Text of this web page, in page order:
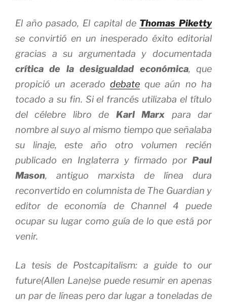
El año pasado, El capitalde Thomas Piketty
se convirtió en un inesperado éxito editorial
gracias a su argumentada y documentada
crítica de la desigualdad económica, que
propició un acerado debateque aún no ha
tocado a su fin. Si el francés utilizaba el título
del célebre libro de Karl Marx para dar
nombre al suyo al mismo tiempo que señalaba
su linaje, este año otro volumen recién
publicado en Inglaterra y firmado por Paul
Mason, antiguo marxista de línea dura
reconvertido en columnista de The Guardian y
editor de economía de Channel 4 puede
ocupar su lugar como guía de lo que está por
venir.
La tesis de Postcapitalism: a guide to our
future(Allen Lane)se puede resumir en apenas
un par de líneas pero dar lugar a toneladas de